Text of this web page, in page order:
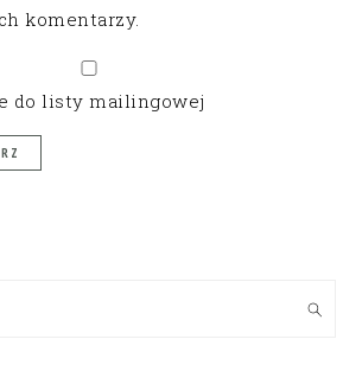
komentarzy.
do listy mailingowej